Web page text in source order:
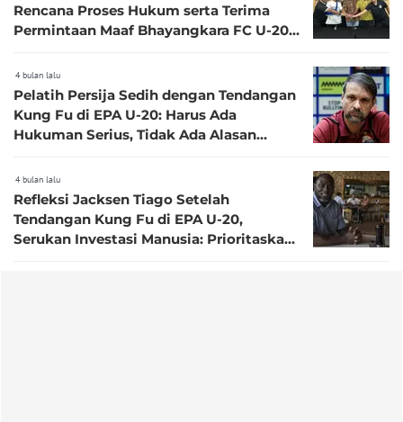
Rencana Proses Hukum serta Terima
Permintaan Maaf Bhayangkara FC U-20
4 bulan lalu
Pelatih Persija Sedih dengan Tendangan
Kung Fu di EPA U-20: Harus Ada
Hukuman Serius, Tidak Ada Alasan
4 bulan lalu
Refleksi Jacksen Tiago Setelah
Tendangan Kung Fu di EPA U-20,
Serukan Investasi Manusia: Prioritaskan